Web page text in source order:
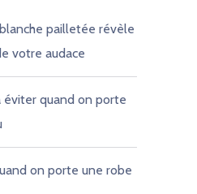
pailletée révèle
votre audace
éviter quand on porte
on porte une robe